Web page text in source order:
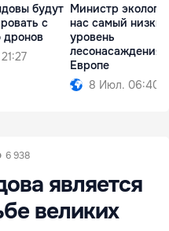
будут
с
Министр
нас самый низкий
уровень
лесонасаждения
Европе
8 Июл. 06:40
6 938
является
великих